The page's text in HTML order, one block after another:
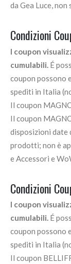
da Gea Luce,
Condizioni
I coupon
cumulabili. É
coupon possono
spediti in Italia
Il coupon
Il coupon
disposizioni date
prodotti; non è
e Accessori e
Condizioni
I coupon
cumulabili. É
coupon possono
spediti in Italia
Il coupon